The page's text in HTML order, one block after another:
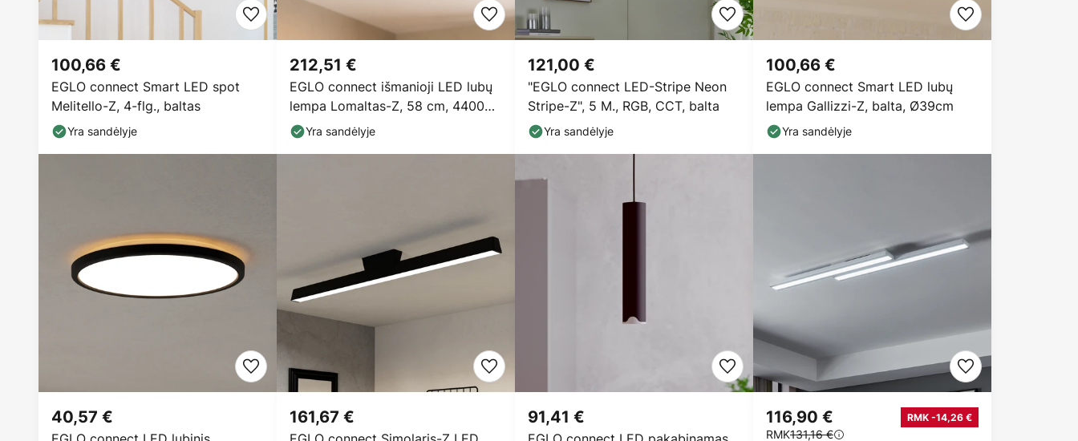
EGLO connect Smart LED spot
Melitello-Z, 4-flg., baltas
100,66 €
Yra sandėlyje
EGLO connect išmanioji LED lubų
lempa Lomaltas-Z, 58 cm, 4400
lm
212,51 €
Yra sandėlyje
"EGLO connect LED-Stripe Neon
Stripe-Z", 5 M., RGB, CCT, balta
121,00 €
Yra sandėlyje
EGLO connect Smart LED lubų
lempa Gallizzi-Z, balta, Ø39cm
100,66 €
Yra sandėlyje
40,57 € 161,67 € 91,41 € 116,90 € RMK -14,26 €
RMK131,16 €